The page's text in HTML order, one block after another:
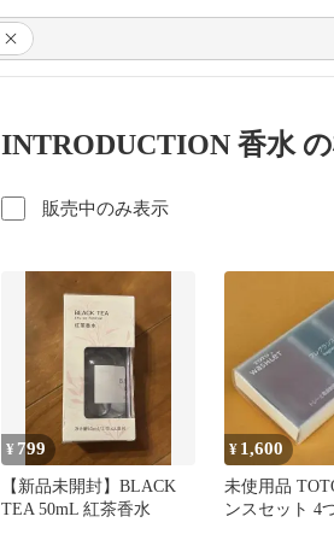
INTRODUCTION 香水
販売中のみ表示
¥ 799
【新品未開封】BLACK
TEA 50mL 紅茶香水
¥ 1,600
未使用品
ンスセット 4